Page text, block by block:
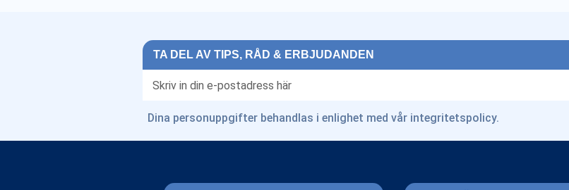
TA DEL AV TIPS, RÅD & ERBJUDANDEN
Dina personuppgifter behandlas i enlighet med vår integritetspolicy.